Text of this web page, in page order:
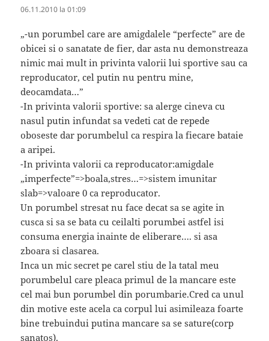
06.11.2010 la 01:09
„-un porumbel care are amigdalele “perfecte” are de
obicei si o sanatate de fier, dar asta nu demonstreaza
nimic mai mult in privinta valorii lui sportive sau ca
reproducator, cel putin nu pentru mine,
deocamdata…”
-In privinta valorii sportive: sa alerge cineva cu
nasul putin infundat sa vedeti cat de repede
oboseste dar porumbelul ca respira la fiecare bataie
a aripei.
-In privinta valorii ca reproducator:amigdale
„imperfecte”=>boala,stres…=>sistem imunitar
slab=>valoare 0 ca reproducator.
Un porumbel stresat nu face decat sa se agite in
cusca si sa se bata cu ceilalti porumbei astfel isi
consuma energia inainte de eliberare…. si asa
zboara si clasarea.
Inca un mic secret pe carel stiu de la tatal meu
porumbelul care pleaca primul de la mancare este
cel mai bun porumbel din porumbarie.Cred ca unul
din motive este acela ca corpul lui asimileaza foarte
bine trebuindui putina mancare sa se sature(corp
sanatos).